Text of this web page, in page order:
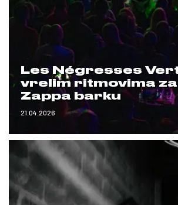
Les Négresses
vrelim ritmovima
Zappa barku
21.04.2026